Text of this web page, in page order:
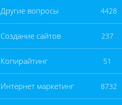
Другие вопросы 4428
Создание сайтов 237
Копирайтинг 51
Интернет маркетинг 8732